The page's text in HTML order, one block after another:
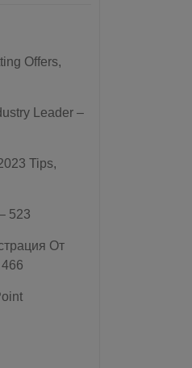
Offers,
Leader –
Tips,
523
От